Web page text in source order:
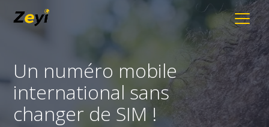
Un numéro mobile
international sans
changer de SIM !